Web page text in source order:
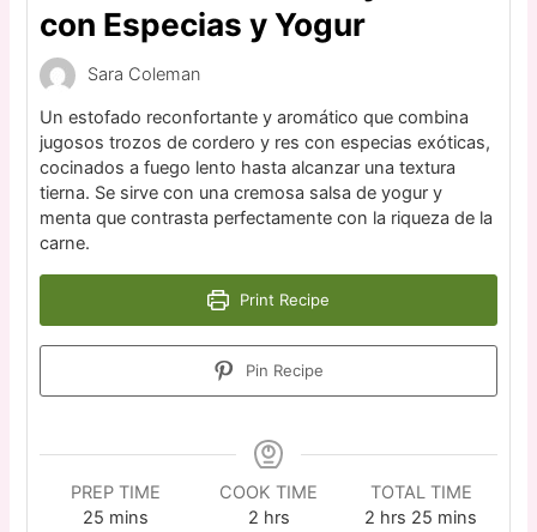
con Especias y Yogur
Sara Coleman
Un estofado reconfortante y aromático que combina
jugosos trozos de cordero y res con especias exóticas,
cocinados a fuego lento hasta alcanzar una textura
tierna. Se sirve con una cremosa salsa de yogur y
menta que contrasta perfectamente con la riqueza de la
carne.
Print Recipe
Pin Recipe
PREP TIME
25 mins
COOK TIME
2 hrs
TOTAL TIME
2 hrs 25 mins